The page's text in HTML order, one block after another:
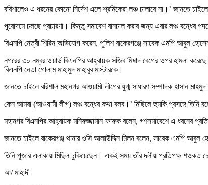
বরিশালেও এ ধরনের কোনো নির্দেশ এলে শ্রমিকেরা লঞ্চ চালাবে না।’ জানতে
পুরোদমে চলছে প্রচারণা। কিন্তু সমাবেশ বানচাল করার জন্য এবার লঞ্চ বন্ধের
বিএনপি নেত্রী শিরিন অভিযোগ করেন, পুলিশ বাকেরগঞ্জে সাবেক এমপি আবুল হোসেন
নগরের ৩০ নম্বর ওয়ার্ড বিএনপির আহ্বায়ক সজিব মিষাদ বেগের ওপর হামলা
বিএনপি নেতা গোলাম মাহামুদ মাহাবুব মাস্টারকে।
জানতে চাইলে বরিশাল মহানগর আওয়ামী লীগের যুগ্ম সাধারণ সম্পাদক হাসান
কেন আমরা (আওয়ামী লীগ) লঞ্চ বন্ধের কথা বলব।’ মিছিলে হুমকি প্রসঙ্গে তিনি
মহানগর বিএনপির আহ্বায়ক মনিরুজ্জামান ফারুক বলেন, গণসমাবেশে এ ধরনের
জানতে চাইলে বাকেরগঞ্জ থানার ওসি আলাউদ্দিন মিলন বলেন, সাবেক এমপি আবুল
তিনি পূজার এলাকায় মিছিল ঢুকিয়েছেন। একই সময় তাঁর দলীয় প্রতিপক্ষ শওকত
আ/ মাহাদী